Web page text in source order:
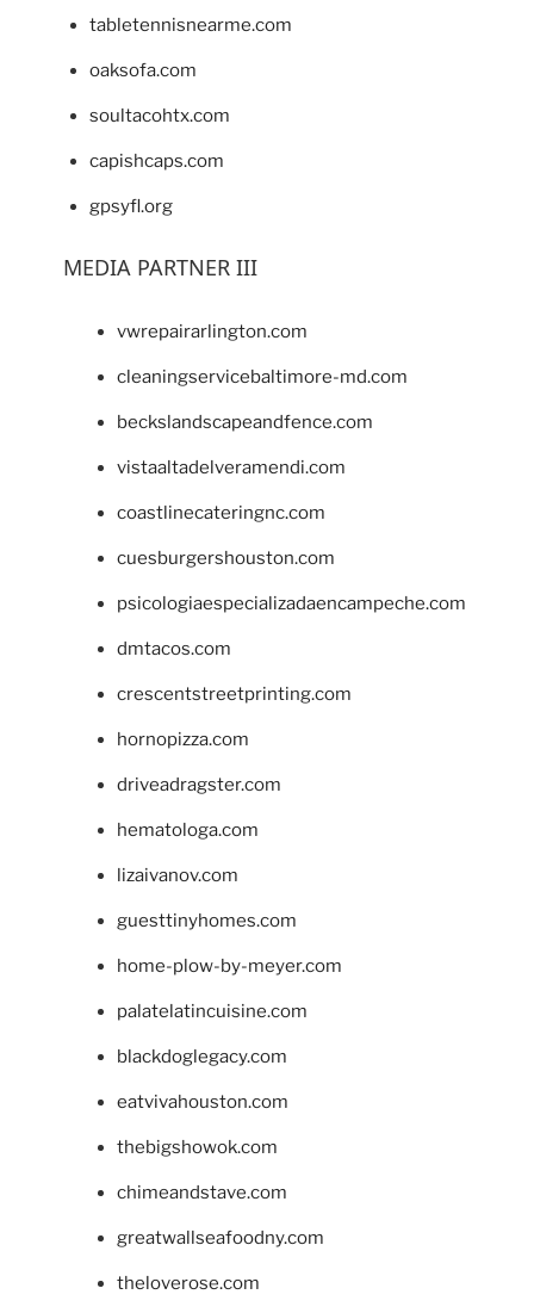
tabletennisnearme.com
oaksofa.com
soultacohtx.com
capishcaps.com
gpsyfl.org
MEDIA PARTNER III
vwrepairarlington.com
cleaningservicebaltimore-md.com
beckslandscapeandfence.com
vistaaltadelveramendi.com
coastlinecateringnc.com
cuesburgershouston.com
psicologiaespecializadaencampeche.com
dmtacos.com
crescentstreetprinting.com
hornopizza.com
driveadragster.com
hematologa.com
lizaivanov.com
guesttinyhomes.com
home-plow-by-meyer.com
palatelatincuisine.com
blackdoglegacy.com
eatvivahouston.com
thebigshowok.com
chimeandstave.com
greatwallseafoodny.com
theloverose.com